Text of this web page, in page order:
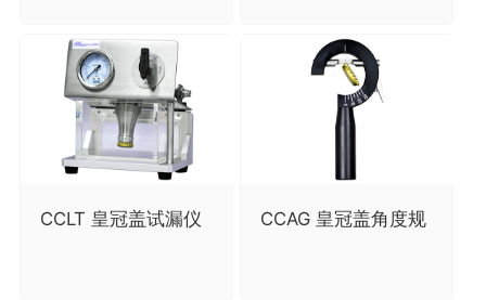
CCLT 皇冠盖试漏仪 CCAG 皇冠盖角度规